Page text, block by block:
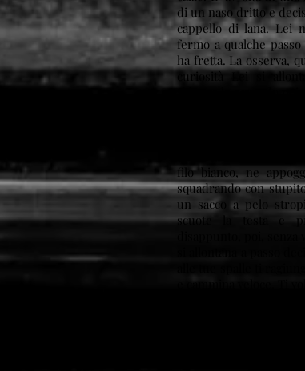
di un naso dritto e
cappello di lana. Lei
fermo a qualche
ha fretta. La osserva,
curiosità Lei si
abbassa lo sguardo
nelle tasche della
importante. Lo trova.
filo bianco, ne
squadrando con
un sacco a pelo
scuote la testa e
disappunto, poi,
e cammina veloce. Ti
in arrivo. Tu osservi